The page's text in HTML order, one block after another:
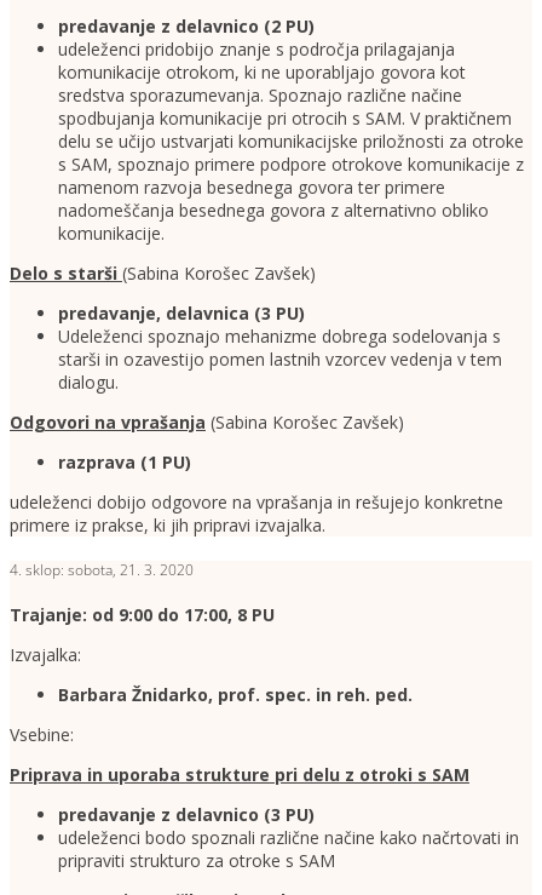
predavanje z delavnico (2 PU)
udeleženci pridobijo znanje s področja prilagajanja
komunikacije otrokom, ki ne uporabljajo govora kot
sredstva sporazumevanja. Spoznajo različne načine
spodbujanja komunikacije pri otrocih s SAM. V praktičnem
delu se učijo ustvarjati komunikacijske priložnosti za otroke
s SAM, spoznajo primere podpore otrokove komunikacije z
namenom razvoja besednega govora ter primere
nadomeščanja besednega govora z alternativno obliko
komunikacije.
Delo s starši (Sabina Korošec Zavšek)
predavanje, delavnica (3 PU)
Udeleženci spoznajo mehanizme dobrega sodelovanja s
starši in ozavestijo pomen lastnih vzorcev vedenja v tem
dialogu.
Odgovori na vprašanja (Sabina Korošec Zavšek)
razprava (1 PU)
udeleženci dobijo odgovore na vprašanja in rešujejo konkretne
primere iz prakse, ki jih pripravi izvajalka.
4. sklop: sobota, 21. 3. 2020
Trajanje: od 9:00 do 17:00, 8 PU
Izvajalka:
Barbara Žnidarko, prof. spec. in reh. ped.
Vsebine:
Priprava in uporaba strukture pri delu z otroki s SAM
predavanje z delavnico (3 PU)
udeleženci bodo spoznali različne načine kako načrtovati in
pripraviti strukturo za otroke s SAM